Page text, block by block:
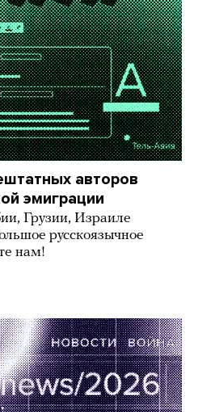
авторов
эмиграции
Грузии, Израиле
русскоязычное
нам!